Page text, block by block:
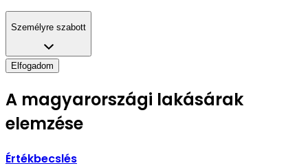
Személyre szabott
Elfogadom
A magyarországi lakásárak
elemzése
Értékbecslés